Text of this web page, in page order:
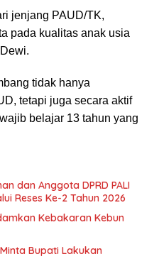
jenjang PAUD/TK,
pada kualitas anak usia
tidak hanya
tetapi juga secara aktif
belajar 13 tahun yang
dan Anggota DPRD PALI
Reses Ke-2 Tahun 2026
Kebakaran Kebun
Bupati Lakukan